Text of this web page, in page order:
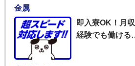
金属
即入寮OK！月
経験でも働け